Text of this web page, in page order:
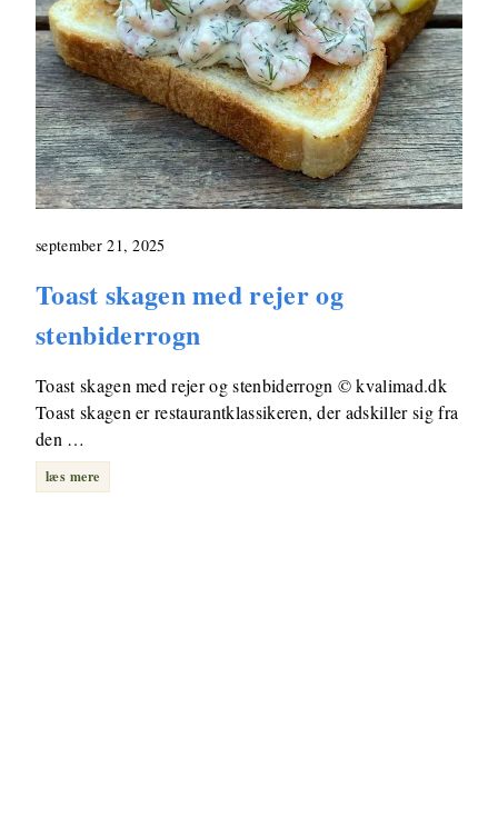
september 21, 2025
Toast skagen med rejer og
stenbiderrogn
Toast skagen med rejer og stenbiderrogn © kvalimad.dk
Toast skagen er restaurantklassikeren, der adskiller sig fra
den …
læs mere